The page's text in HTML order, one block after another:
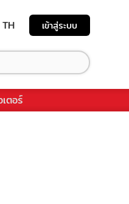
TH เข้าสู่ระบบ
ตอร์